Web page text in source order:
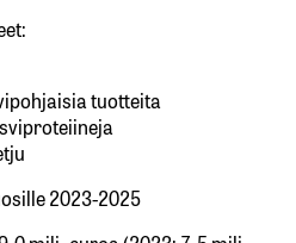
tuotteita
2023-2025